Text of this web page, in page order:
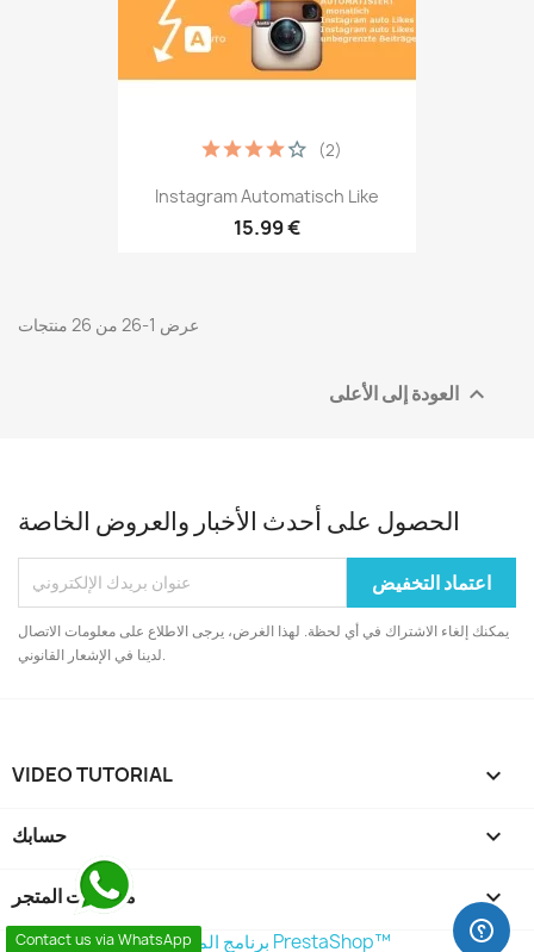
Instagram Automatisch Like
15.99 €
(2)
عرض 1-26 من 26 منتجات

الحصول على أحدث الأخبار والعروض الخاصة
يمكنك إلغاء الاشتراك في أي لحظة. لهذا الغرض، يرجى الاطلاع على معلومات الاتصال
لدينا في الإشعار القانوني.
VIDEO TUTORIAL 
حسابك 
معلومات المتجر keyboard_arrow_down
Contact us via WhatsApp © 2026 - برنامج المتجر من طرف PrestaShop™